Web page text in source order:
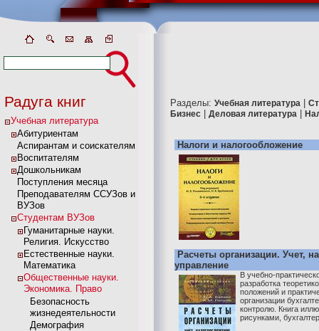
Радуга книг
Учебная литература
Абитуриентам
Аспирантам и соискателям
Воспитателям
Дошкольникам
Поступления месяца
Преподавателям ССУЗов и
ВУЗов
Студентам ВУЗов
Гуманитарные науки.
Религия. Искусство
Естественные науки.
Математика
Общественные науки.
Экономика. Право
Безопасность
жизнедеятельности
Демография
Разделы: Учебная литература
Бизнес
Деловая литература
Налоги и налогообложение
Расчеты организации. Учет,
управление
В учебно-
разработка
положений и
организации
контролю. Книга
рисунками,